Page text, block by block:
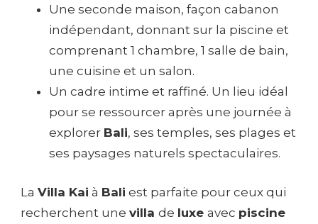
Une seconde maison, façon cabanon
indépendant, donnant sur la piscine et
comprenant 1 chambre, 1 salle de bain,
une cuisine et un salon.
Un cadre intime et raffiné. Un lieu idéal
pour se ressourcer après une journée à
explorer Bali, ses temples, ses plages et
ses paysages naturels spectaculaires.
La Villa Kai à Bali est parfaite pour ceux qui
recherchent une villa de luxe avec piscine